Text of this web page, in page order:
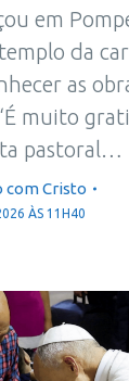
em
da
as
muito
pastoral…
com Cristo
ÀS 11H40